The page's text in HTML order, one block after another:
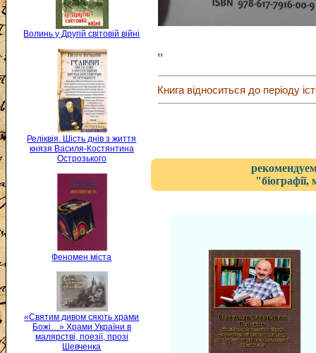
Волинь у Другій світовій війні
Реліквія. Шість днів з життя
князя Василя-Костянтина
Острозького
Феномен міста
«Святим дивом сяють храми
Божі…» Храми України в
малярстві, поезії, прозі
Шевченка
"
Книга відноситься до періоду